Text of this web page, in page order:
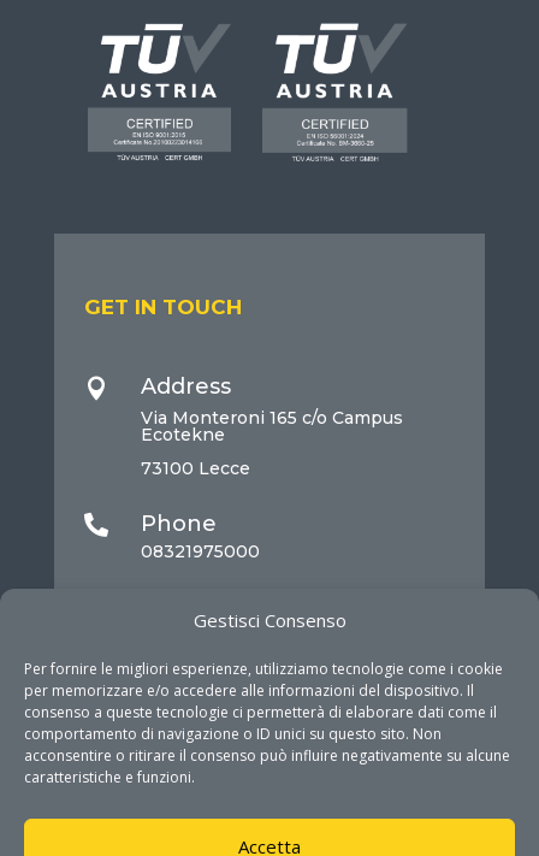
Gestisci Consenso
Per fornire le migliori esperienze, utilizziamo tecnologie come i cookie
per memorizzare e/o accedere alle informazioni del dispositivo. Il
consenso a queste tecnologie ci permetterà di elaborare dati come il
comportamento di navigazione o ID unici su questo sito. Non
acconsentire o ritirare il consenso può influire negativamente su alcune
caratteristiche e funzioni.
Accetta
GET IN TOUCH
 Address
Via Monteroni 165 c/o Campus
Ecotekne
73100 Lecce
 Phone
08321975000